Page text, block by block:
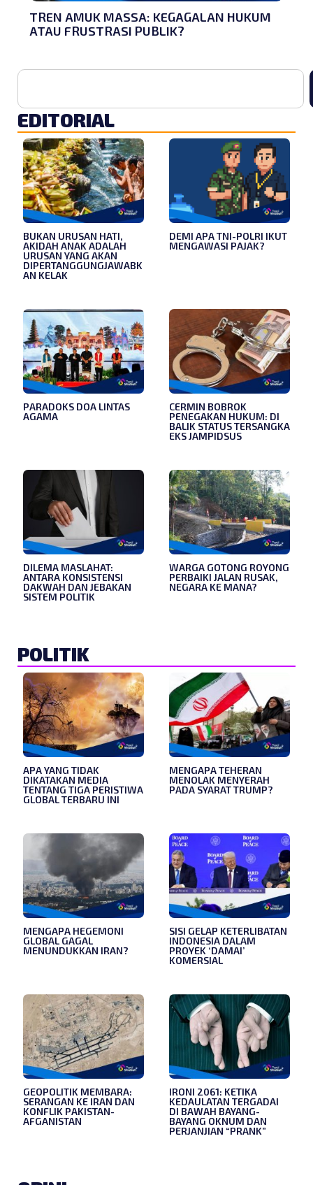
TREN AMUK MASSA: KEGAGALAN HUKUM
ATAU FRUSTRASI PUBLIK?
EDITORIAL
BUKAN URUSAN HATI,
AKIDAH ANAK ADALAH
URUSAN YANG AKAN
DIPERTANGGUNGJAWABK
AN KELAK
DEMI APA TNI-POLRI IKUT
MENGAWASI PAJAK?
PARADOKS DOA LINTAS
AGAMA
CERMIN BOBROK
PENEGAKAN HUKUM: DI
BALIK STATUS TERSANGKA
EKS JAMPIDSUS
DILEMA MASLAHAT:
ANTARA KONSISTENSI
DAKWAH DAN JEBAKAN
SISTEM POLITIK
WARGA GOTONG ROYONG
PERBAIKI JALAN RUSAK,
NEGARA KE MANA?
POLITIK
APA YANG TIDAK
DIKATAKAN MEDIA
TENTANG TIGA PERISTIWA
GLOBAL TERBARU INI
MENGAPA TEHERAN
MENOLAK MENYERAH
PADA SYARAT TRUMP?
MENGAPA HEGEMONI
GLOBAL GAGAL
MENUNDUKKAN IRAN?
SISI GELAP KETERLIBATAN
INDONESIA DALAM
PROYEK ‘DAMAI’
KOMERSIAL
GEOPOLITIK MEMBARA:
SERANGAN KE IRAN DAN
KONFLIK PAKISTAN-
AFGANISTAN
IRONI 2061: KETIKA
KEDAULATAN TERGADAI
DI BAWAH BAYANG-
BAYANG OKNUM DAN
PERJANJIAN “PRANK”